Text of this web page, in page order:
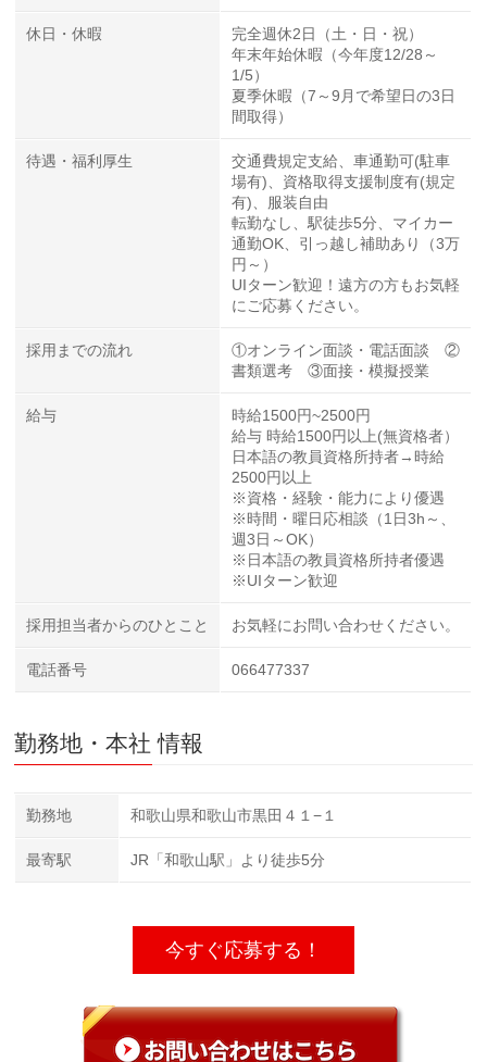
休日・休暇
完全週休2日（土・日・祝）
年末年始休暇（今年度12/28～
1/5）
夏季休暇（7～9月で希望日の3日
間取得）
待遇・福利厚生
交通費規定支給、車通勤可(駐車
場有)、資格取得支援制度有(規定
有)、服装自由
転勤なし、駅徒歩5分、マイカー
通勤OK、引っ越し補助あり（3万
円～）
UIターン歓迎！遠方の方もお気軽
にご応募ください。
採用までの流れ
①オンライン面談・電話面談 ②
書類選考 ③面接・模擬授業
給与
時給1500円~2500円
給与 時給1500円以上(無資格者）
日本語の教員資格所持者→時給
2500円以上
※資格・経験・能力により優遇
※時間・曜日応相談（1日3h～、
週3日～OK）
※日本語の教員資格所持者優遇
※UIターン歓迎
採用担当者からのひとこと お気軽にお問い合わせください。
電話番号 066477337
勤務地・本社 情報
勤務地 和歌山県和歌山市黒田４１−１
最寄駅 JR「和歌山駅」より徒歩5分
今すぐ応募する！